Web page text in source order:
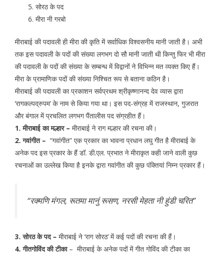
सोरठ के पद
मीरा नी गरबो
मीराबाई की पदावली ही मीरा की कृति में सर्वाधिक विश्वसनीय मानी जाती है। अभी
तक इस पदावली के पदों की संख्या लगभग दो सौ मानी जाती थी किन्तु फिर भी मीरा
की पदावली के पदों की संख्या के सम्बन्ध में विद्वानों ने विभिन्न मत व्यक्त किए हैं।
मीरा के प्रामाणिक पदों की संख्या निश्चित रूप से बताना कठिन है।
मीराबाई की पदावली का प्रकाशन सर्वप्रथम श्रीकृष्णानन्द देव व्यास द्वारा
‘रागकल्पद्रुपम’ के नाम से किया गया था। इस पद-संग्रह में राजस्थान, गुजरात
और बंगाल में प्रचलित लगभग पैंतालीस पद संग्रहीत हैं।
1. मीराबाई का मल्हार – मीराबाई ने राग मल्हार की रचना की।
2. गवांगीत – “गवांगीत” एक प्रकार का भावना प्रधान लघु गीत है मीराबाई के
अनेक पद इस प्रकार के हैं डॉ. डी.एल. प्रभात ने मीराकृत कही जाने वाली कुछ
रचनाओं का उल्लेख किया है इनके द्वारा गवांगीत की कुछ पंक्तियां निम्न प्रकार हैं।
“रक्मणि मंगल, रूतमा मानुं रूसण, नरसी मेहता नी हुंडी चरित”
3. सोरठ के पद – मीराबाई ने ‘राग सोरठ’ में कई पदों की रचना की हैं।
4. गीतगोविंद की टीका – मीराबाई के अनेक पदों में गीत गोविंद की टीका का